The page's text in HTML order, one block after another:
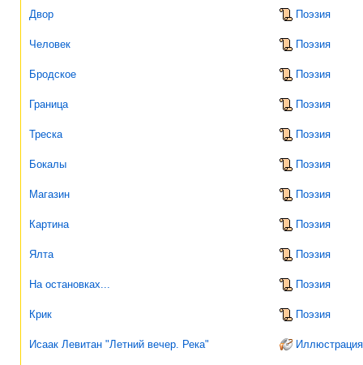
Двор Поэзия
Человек Поэзия
Бродское Поэзия
Граница Поэзия
Треска Поэзия
Бокалы Поэзия
Магазин Поэзия
Картина Поэзия
Ялта Поэзия
На остановках... Поэзия
Крик Поэзия
Исаак Левитан "Летний вечер. Река"